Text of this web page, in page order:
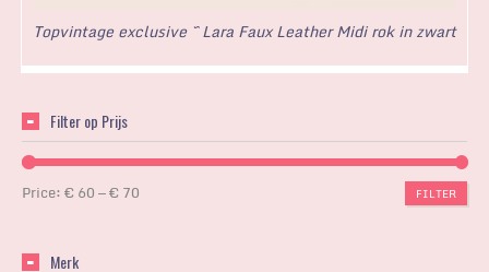
Topvintage exclusive ~ Lara Faux Leather Midi rok in zwart
Filter op Prijs
FILTER
Price:€ 60—€ 70
Merk